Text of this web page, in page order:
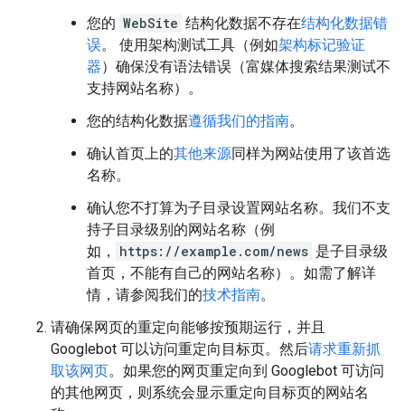
您的 WebSite 结构化数据不存在结构化数据错
误。 使用架构测试工具（例如架构标记验证
器）确保没有语法错误（富媒体搜索结果测试不
支持网站名称）。
您的结构化数据遵循我们的指南。
确认首页上的其他来源同样为网站使用了该首选
名称。
确认您不打算为子目录设置网站名称。我们不支
持子目录级别的网站名称（例
如，
https://example.com/news 是子目录级
首页，不能有自己的网站名称）。如需了解详
情，请参阅我们的技术指南。
请确保网页的重定向能够按预期运行，并且
Googlebot 可以访问重定向目标页。然后请求重新抓
取该网页。如果您的网页重定向到 Googlebot 可访问
的其他网页，则系统会显示重定向目标页的网站名